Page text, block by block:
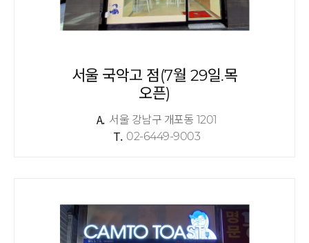
서울 국악고 점(7월 29일.목
오픈)
A. 서울 강남구 개포동 1201
T. 02-6449-9003